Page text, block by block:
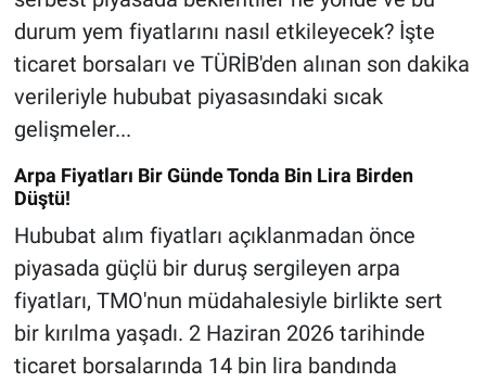
durum yem fiyatlarını nasıl etkileyecek? İşte
ticaret borsaları ve TÜRİB'den alınan son dakika
verileriyle hububat piyasasındaki sıcak
gelişmeler...
Arpa Fiyatları Bir Günde Tonda Bin Lira Birden
Düştü!
Hububat alım fiyatları açıklanmadan önce
piyasada güçlü bir duruş sergileyen arpa
fiyatları, TMO'nun müdahalesiyle birlikte sert
bir kırılma yaşadı. 2 Haziran 2026 tarihinde
ticaret borsalarında 14 bin lira bandında